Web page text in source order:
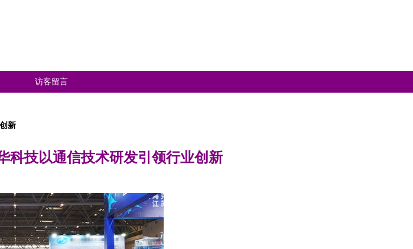
访客留言
新
科技以通信技术研发引领行业创新